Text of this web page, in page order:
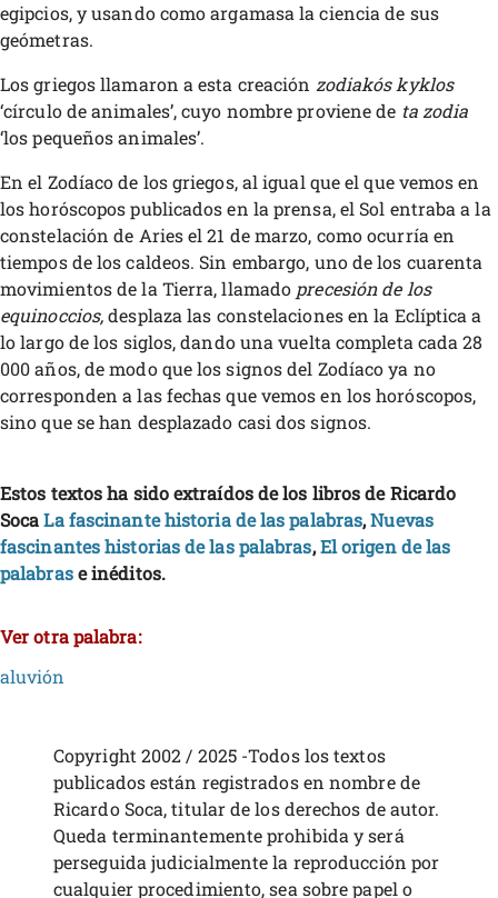
egipcios, y usando como argamasa la ciencia de sus
geómetras.
Los griegos llamaron a esta creación zodiakós kyklos
‘círculo de animales’, cuyo nombre proviene de ta zodia
‘los pequeños animales’.
En el Zodíaco de los griegos, al igual que el que vemos en
los horóscopos publicados en la prensa, el Sol entraba a la
constelación de Aries el 21 de marzo, como ocurría en
tiempos de los caldeos. Sin embargo, uno de los cuarenta
movimientos de la Tierra, llamado precesión de los
equinoccios,desplaza las constelaciones en la Eclíptica a
lo largo de los siglos, dando una vuelta completa cada 28
000 años, de modo que los signos del Zodíaco ya no
corresponden a las fechas que vemos en los horóscopos,
sino que se han desplazado casi dos signos.
Estos textos ha sido extraídos de los libros de Ricardo
SocaLa fascinante historia de las palabras,Nuevas
fascinantes historias de las palabras,El origen de las
palabrase inéditos.
Ver otra palabra:
aluvión
Copyright 2002 / 2025 -Todos los textos
publicados están registrados en nombre de
Ricardo Soca, titular de los derechos de autor.
Queda terminantemente prohibida y será
perseguida judicialmente la reproducción por
cualquier procedimiento, sea sobre papel o